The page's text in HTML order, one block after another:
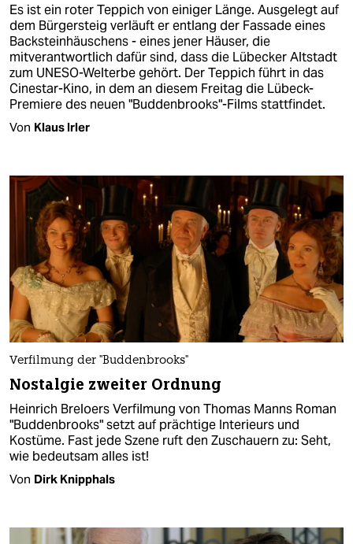
Es ist ein roter Teppich von einiger Länge. Ausgelegt auf
dem Bürgersteig verläuft er entlang der Fassade eines
Backsteinhäuschens - eines jener Häuser, die
mitverantwortlich dafür sind, dass die Lübecker Altstadt
zum UNESO-Welterbe gehört. Der Teppich führt in das
Cinestar-Kino, in dem an diesem Freitag die Lübeck-
Premiere des neuen "Buddenbrooks"-Films stattfindet.
Von Klaus Irler
Verfilmung der "Buddenbrooks"
Nostalgie zweiter Ordnung
Heinrich Breloers Verfilmung von Thomas Manns Roman
"Buddenbrooks" setzt auf prächtige Interieurs und
Kostüme. Fast jede Szene ruft den Zuschauern zu: Seht,
wie bedeutsam alles ist!
Von Dirk Knipphals